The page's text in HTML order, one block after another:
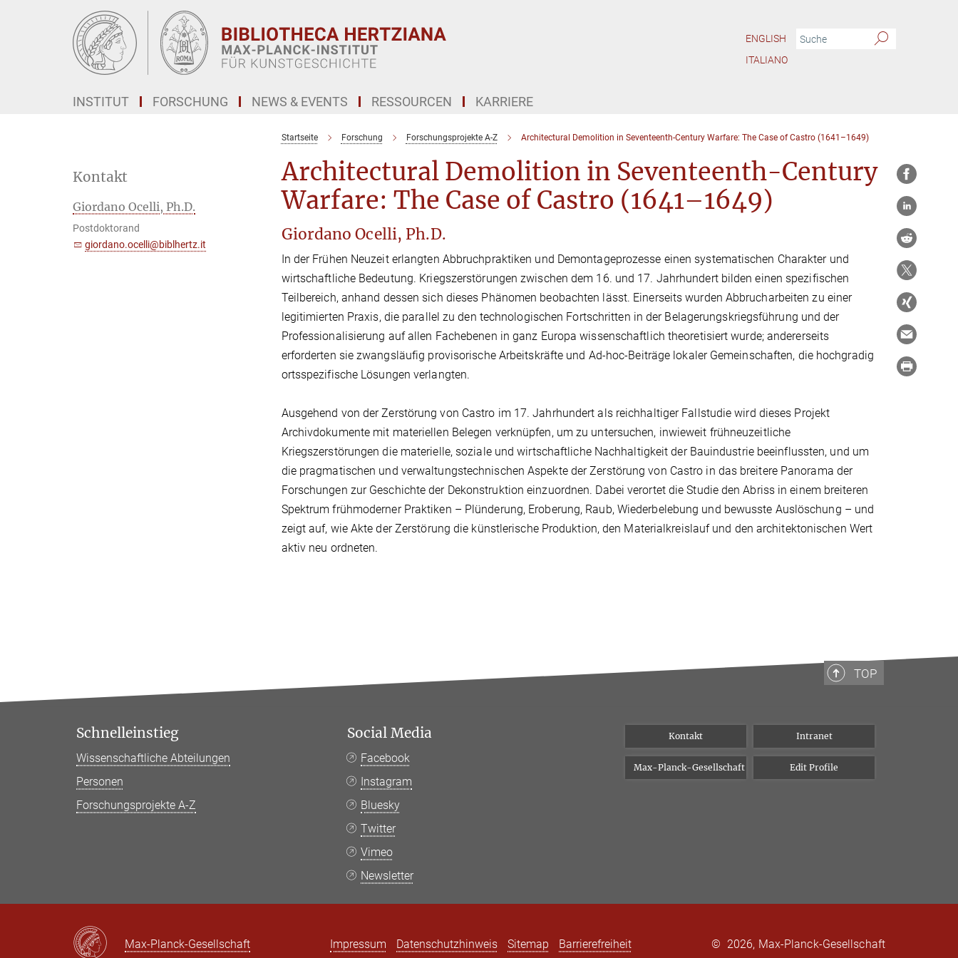
ENGLISH
ITALIANO
INSTITUT FORSCHUNG NEWS & EVENTS RESSOURCEN KARRIERE
Startseite Forschung Forschungsprojekte A-Z Architectural Demolition in Seventeenth-Century Warfare: The Case of Castro (1641–1649)
Architectural Demolition in Seventeenth-Century
Warfare: The Case of Castro (1641–1649)
Giordano Ocelli, Ph.D.
In der Frühen Neuzeit erlangten Abbruchpraktiken und Demontageprozesse einen systematischen Charakter und
wirtschaftliche Bedeutung. Kriegszerstörungen zwischen dem 16. und 17. Jahrhundert bilden einen spezifischen
Teilbereich, anhand dessen sich dieses Phänomen beobachten lässt. Einerseits wurden Abbrucharbeiten zu einer
legitimierten Praxis, die parallel zu den technologischen Fortschritten in der Belagerungskriegsführung und der
Professionalisierung auf allen Fachebenen in ganz Europa wissenschaftlich theoretisiert wurde; andererseits
erforderten sie zwangsläufig provisorische Arbeitskräfte und Ad-hoc-Beiträge lokaler Gemeinschaften, die hochgradig
ortsspezifische Lösungen verlangten.
Ausgehend von der Zerstörung von Castro im 17. Jahrhundert als reichhaltiger Fallstudie wird dieses Projekt
Archivdokumente mit materiellen Belegen verknüpfen, um zu untersuchen, inwieweit frühneuzeitliche
Kriegszerstörungen die materielle, soziale und wirtschaftliche Nachhaltigkeit der Bauindustrie beeinflussten, und um
die pragmatischen und verwaltungstechnischen Aspekte der Zerstörung von Castro in das breitere Panorama der
Forschungen zur Geschichte der Dekonstruktion einzuordnen. Dabei verortet die Studie den Abriss in einem breiteren
Spektrum frühmoderner Praktiken – Plünderung, Eroberung, Raub, Wiederbelebung und bewusste Auslöschung – und
zeigt auf, wie Akte der Zerstörung die künstlerische Produktion, den Materialkreislauf und den architektonischen Wert
aktiv neu ordneten.
Kontakt
Giordano Ocelli, Ph.D.
Postdoktorand
giordano.ocelli@biblhertz.it
TOP
Schnelleinstieg
Wissenschaftliche Abteilungen
Personen
Forschungsprojekte A-Z
Social Media
Facebook
Instagram
Bluesky
Twitter
Vimeo
Newsletter
Kontakt Intranet
Max-Planck-Gesellschaft Edit Profile
Max-Planck-Gesellschaft Impressum Datenschutzhinweis Sitemap Barrierefreiheit © 2026, Max-Planck-Gesellschaft